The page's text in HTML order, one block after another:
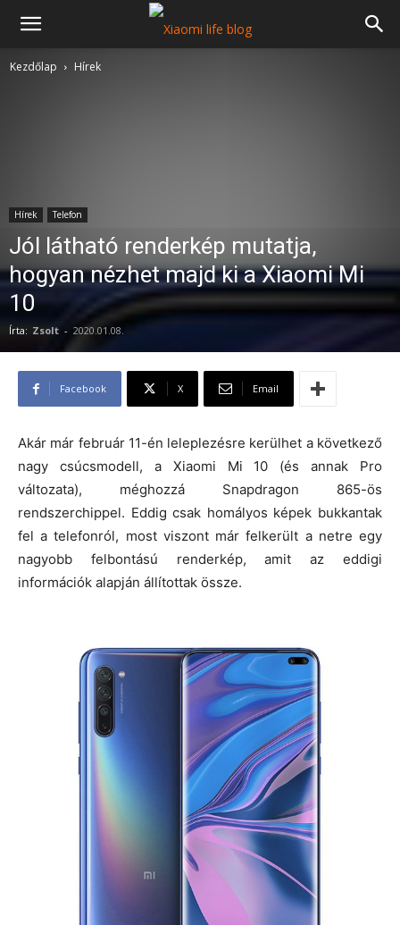
Kezdőlap Hírek
Hírek Telefon
Jól látható renderkép mutatja,
hogyan nézhet majd ki a Xiaomi Mi
10
Írta: Zsolt - 2020.01.08.
Facebook X Email
Akár már február 11-én leleplezésre kerülhet a következő
nagy csúcsmodell, a Xiaomi Mi 10 (és annak Pro
változata), méghozzá Snapdragon 865-ös
rendszerchippel. Eddig csak homályos képek bukkantak
fel a telefonról, most viszont már felkerült a netre egy
nagyobb felbontású renderkép, amit az eddigi
információk alapján állítottak össze.